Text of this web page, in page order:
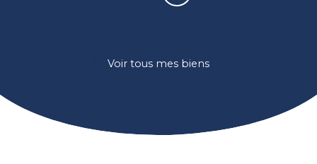
Voir tous mes biens